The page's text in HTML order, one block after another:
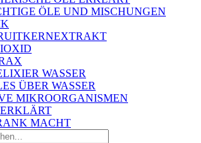
ÖLE UND MISCHUNGEN
WASSER
ÜBER WASSER
MIKROORGANISMEN
MACHT